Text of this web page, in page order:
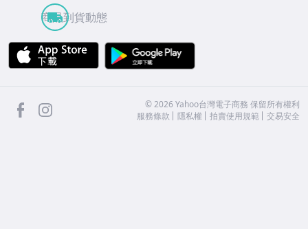
商品到貨動態
APP Store
facebook ©2026 Yahoo台灣電子商務 保留所有權利
服務條款
隱私權 拍賣使用規範 交易安全